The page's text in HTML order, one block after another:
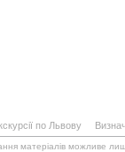
по Львову
матеріалів можливе